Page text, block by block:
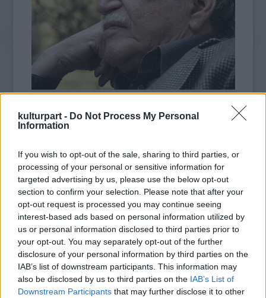
kulturpart - Do Not Process My Personal
Information
If you wish to opt-out of the sale, sharing to third parties, or
processing of your personal or sensitive information for
targeted advertising by us, please use the below opt-out
section to confirm your selection. Please note that after your
opt-out request is processed you may continue seeing
interest-based ads based on personal information utilized by
us or personal information disclosed to third parties prior to
your opt-out. You may separately opt-out of the further
disclosure of your personal information by third parties on the
IAB’s list of downstream participants. This information may
also be disclosed by us to third parties on the IAB’s List of
Downstream Participants that may further disclose it to other
Az El Universal Gabriel García Márquezhez
hogy aSzáz év magányés más nagysikerű
regények szerzőjénél kiújult a
nyirokcsomórák, amellyel 1999-ben már
kezelték, és átterjedt más szerveire, többek
közt a tüdejére és a májára is. A mexikói lap
úgy értesült, hogy már csak palliatív
kezelésben részesül.
Az évtizedek óta Mexikóvárosban élő író
családja keddi közleményében tudatta, hogy
a nemrég nyolc napig kórházban kezelt